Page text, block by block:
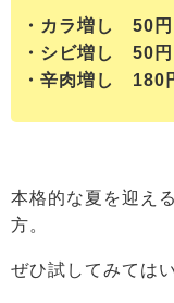
・カラ増し 50円
・シビ増し 50円
・辛肉増し 180
本格的な夏を迎え
方。
ぜひ試してみては